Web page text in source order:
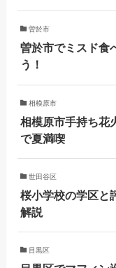
曽於市
曽於市でミスド食
う！
相模原市
相模原市手持ち花
で夏満喫
世田谷区
桜小学校の学区と
解説
目黒区